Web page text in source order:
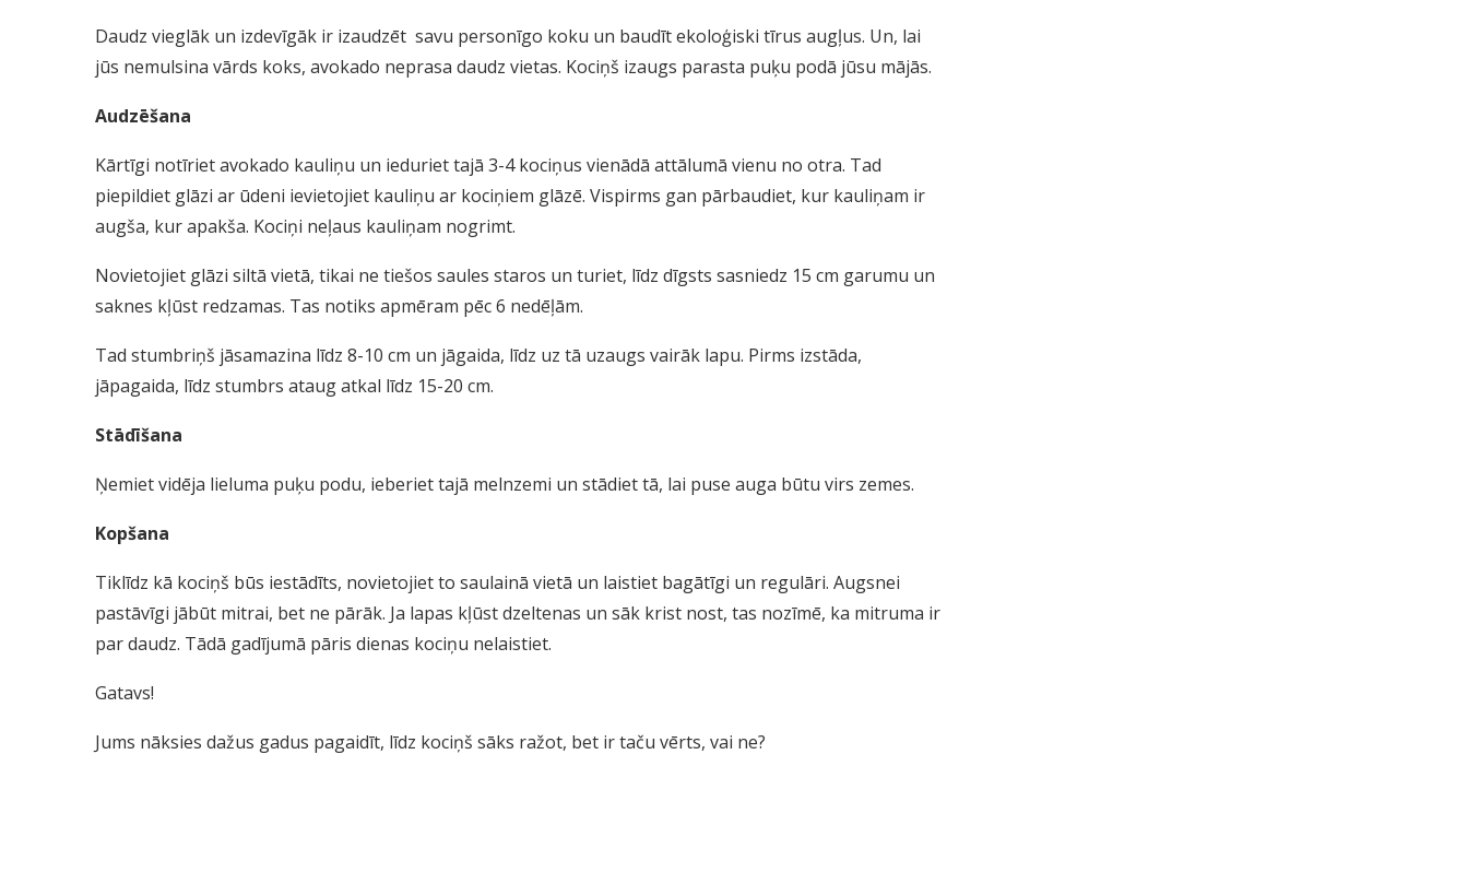
Daudz vieglāk un izdevīgāk ir izaudzēt savu personīgo koku un baudīt ekoloģiski tīrus augļus. Un, lai
jūs nemulsina vārds koks, avokado neprasa daudz vietas. Kociņš izaugs parasta puķu podā jūsu mājās.
Audzēšana
Kārtīgi notīriet avokado kauliņu un ieduriet tajā 3-4 kociņus vienādā attālumā vienu no otra. Tad
piepildiet glāzi ar ūdeni ievietojiet kauliņu ar kociņiem glāzē. Vispirms gan pārbaudiet, kur kauliņam ir
augša, kur apakša. Kociņi neļaus kauliņam nogrimt.
Novietojiet glāzi siltā vietā, tikai ne tiešos saules staros un turiet, līdz dīgsts sasniedz 15 cm garumu un
saknes kļūst redzamas. Tas notiks apmēram pēc 6 nedēļām.
Tad stumbriņš jāsamazina līdz 8-10 cm un jāgaida, līdz uz tā uzaugs vairāk lapu. Pirms izstāda,
jāpagaida, līdz stumbrs ataug atkal līdz 15-20 cm.
Stādīšana
Ņemiet vidēja lieluma puķu podu, ieberiet tajā melnzemi un stādiet tā, lai puse auga būtu virs zemes.
Kopšana
Tiklīdz kā kociņš būs iestādīts, novietojiet to saulainā vietā un laistiet bagātīgi un regulāri. Augsnei
pastāvīgi jābūt mitrai, bet ne pārāk. Ja lapas kļūst dzeltenas un sāk krist nost, tas nozīmē, ka mitruma ir
par daudz. Tādā gadījumā pāris dienas kociņu nelaistiet.
Gatavs!
Jums nāksies dažus gadus pagaidīt, līdz kociņš sāks ražot, bet ir taču vērts, vai ne?